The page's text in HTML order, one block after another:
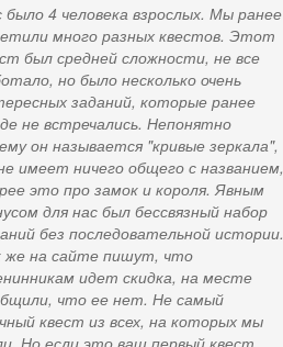
было 4 человека взрослых. Мы ранее
много разных квестов. Этот
был средней сложности, не все
но было несколько очень
заданий, которые ранее
не встречались. Непонятно
он называется "кривые зеркала",
имеет ничего общего с названием,
это про замок и короля. Явным
для нас был бессвязный набор
без последовательной истории.
же на сайте пишут, что
идет скидка, на месте
что ее нет. Не самый
квест из всех, на которых мы
Но если это ваш первый квест